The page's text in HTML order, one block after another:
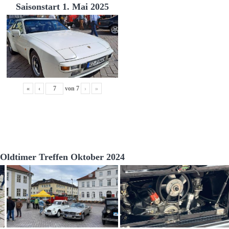
Saisonstart 1. Mai 2025
« ‹ von 7 › »
Oldtimer Treffen Oktober 2024